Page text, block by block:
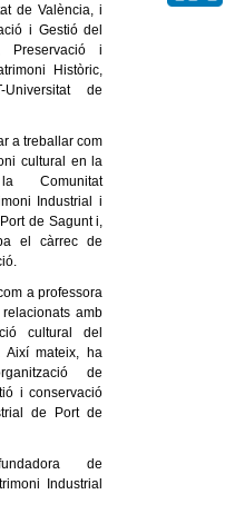
de València, i
i Gestió del
Preservació i
Històric,
de
a treballar com
cultural en la
Comunitat
Industrial i
de Sagunt i,
el càrrec de
a professora
amb
cultural del
Així mateix, ha
de
i conservació
de Port de
de
Industrial